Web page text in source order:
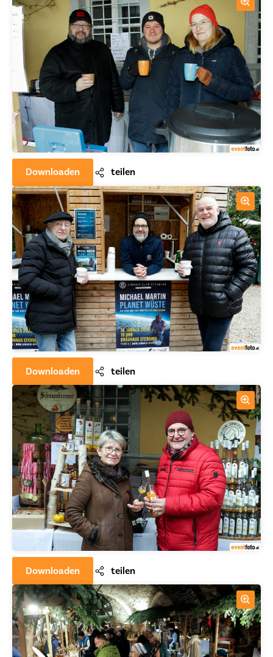
Downloaden teilen
Downloaden teilen
Downloaden teilen